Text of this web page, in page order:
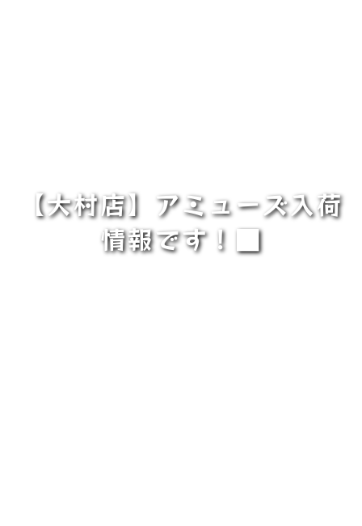
【大村店】アミューズ入荷
情報です！■